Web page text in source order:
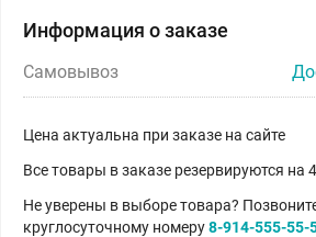
Информация о заказе
Самовывоз
Цена актуальна при заказе на сайте
Все товары в заказе резервируются на
Не уверены в выборе товара?
круглосуточному номеру8-914-555-55-